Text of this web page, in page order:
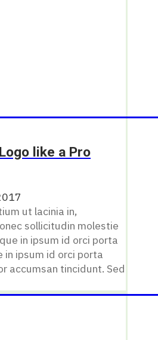
like a Pro
ut lacinia in,
sollicitudin molestie
in ipsum id orci porta
in ipsum id orci porta
accumsan tincidunt. Sed